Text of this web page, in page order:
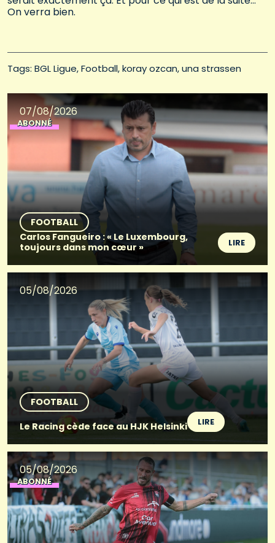
On verra bien.
Tags: BGL Ligue Football koray ozcan una strassen
07/08/2026
ABONNÉ
FOOTBALL
Carlos Fangueiro : « Le Luxembourg,
toujours dans mon cœur »
LIRE
05/08/2026
FOOTBALL
Le Racing cède face au HJK Helsinki
LIRE
05/08/2026
ABONNÉ